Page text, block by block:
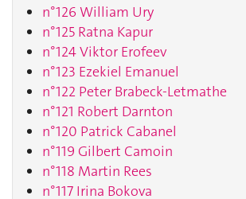
n°126 William Ury
n°125 Ratna Kapur
n°124 Viktor Erofeev
n°123 Ezekiel Emanuel
n°122 Peter Brabeck-Letmathe
n°121 Robert Darnton
n°120 Patrick Cabanel
n°119 Gilbert Camoin
n°118 Martin Rees
n°117 Irina Bokova